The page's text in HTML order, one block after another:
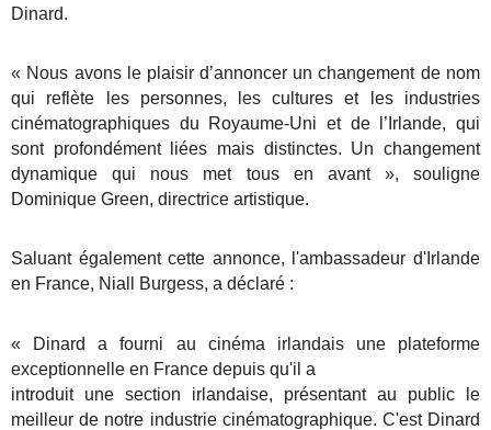
Dinard.
« Nous avons le plaisir d’annoncer un changement de nom
qui reflète les personnes, les cultures et
les industries
cinématographiques du Royaume-Uni et de l’Irlande, qui
sont profondément liées mais distinctes. Un changement
dynamique qui nous met tous en avant », souligne
DominiqueGreen, directrice artistique.
Saluant également cette annonce, l'ambassadeur d'Irlande
en France, Niall Burgess, a déclaré :
« Dinard a fourni au cinéma irlandais une plateforme
exceptionnelle en France depuis qu'il a
introduit une section irlandaise, présentant au public le
meilleur de notre industrie cinématographique. C'est Dinard